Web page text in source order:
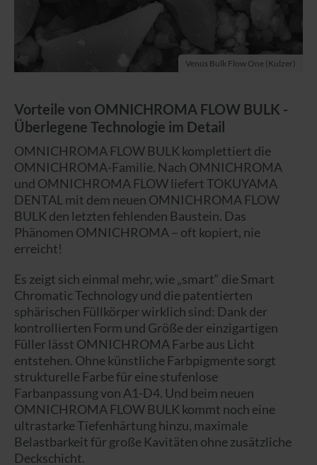
Venus Bulk Flow One (Kulzer)
Vorteile von OMNICHROMA FLOW BULK -
Überlegene Technologie im Detail
OMNICHROMA FLOW BULK komplettiert die
OMNICHROMA-Familie. Nach OMNICHROMA
und OMNICHROMA FLOW liefert TOKUYAMA
DENTAL mit dem neuen OMNICHROMA FLOW
BULK den letzten fehlenden Baustein. Das
Phänomen OMNICHROMA – oft kopiert, nie
erreicht!
Es zeigt sich einmal mehr, wie „smart“ die Smart
Chromatic Technology und die patentierten
sphärischen Füllkörper wirklich sind: Dank der
kontrollierten Form und Größe der einzigartigen
Füller lässt OMNICHROMA Farbe aus Licht
entstehen. Ohne künstliche Farbpigmente sorgt
strukturelle Farbe für eine stufenlose
Farbanpassung von A1-D4. Und beim neuen
OMNICHROMA FLOW BULK kommt noch eine
ultrastarke Tiefenhärtung hinzu, maximale
Belastbarkeit für große Kavitäten ohne zusätzliche
Deckschicht.